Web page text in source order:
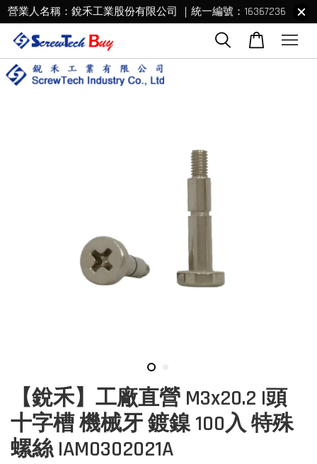
營業人名稱：銳禾工業股份有限公司 ｜統一編號：16367236
【銳禾】工廠直營 M3x20.2 I頭
十字槽 機械牙 鍍鎳 100入 特殊
螺絲 IAM0302021A